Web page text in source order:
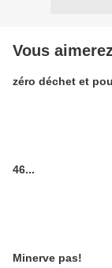
Vous
zéro déchet et
46...
Minerve pas!